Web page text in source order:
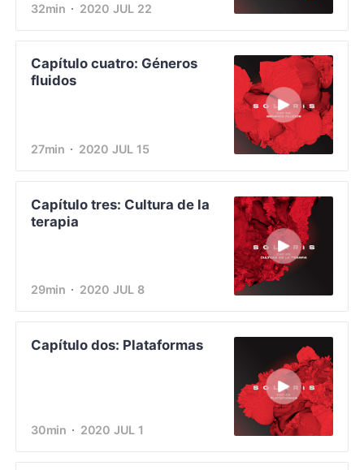
32min 2020 JUL 22
Capítulo cuatro: Géneros
fluidos
27min 2020 JUL 15
Capítulo tres: Cultura de la
terapia
29min 2020 JUL 8
Capítulo dos: Plataformas
30min 2020 JUL 1